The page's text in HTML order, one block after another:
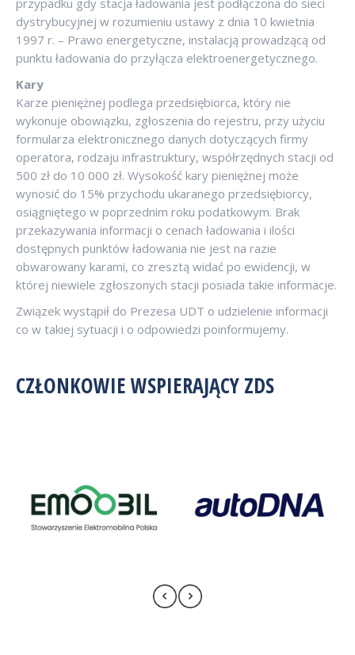
przypadku gdy stacja ładowania jest podłączona do sieci
dystrybucyjnej w rozumieniu ustawy z dnia 10 kwietnia
1997 r. – Prawo energetyczne, instalacją prowadzącą od
punktu ładowania do przyłącza elektroenergetycznego.
Kary
Karze pieniężnej podlega przedsiębiorca, który nie
wykonuje obowiązku, zgłoszenia do rejestru, przy użyciu
formularza elektronicznego danych dotyczących firmy
operatora, rodzaju infrastruktury, współrzędnych stacji od
500 zł do 10 000 zł. Wysokość kary pieniężnej może
wynosić do 15% przychodu ukaranego przedsiębiorcy,
osiągniętego w poprzednim roku podatkowym. Brak
przekazywania informacji o cenach ładowania i ilości
dostępnych punktów ładowania nie jest na razie
obwarowany karami, co zresztą widać po ewidencji, w
której niewiele zgłoszonych stacji posiada takie informacje.
Związek wystąpił do Prezesa UDT o udzielenie informacji
co w takiej sytuacji i o odpowiedzi poinformujemy.
CZŁONKOWIE WSPIERAJĄCY ZDS